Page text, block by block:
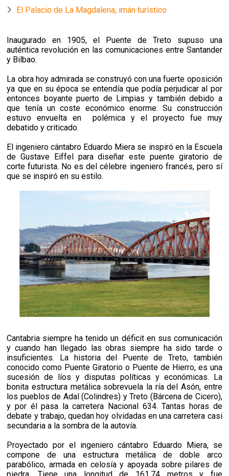
El Palacio de La Magdalena, imán turístico
Inaugurado en 1905, el Puente de Treto supuso una
auténtica revolución en las comunicaciones entre Santander
y Bilbao.
La obra hoy admirada se construyó con una fuerte oposición
ya que en su época se entendía que podía perjudicar al por
entonces boyante puerto de Limpias y también debido a
que tenía un coste económico enorme. Su construcción
estuvo envuelta en
polémica y el proyecto fue muy
debatido y criticado.
El ingeniero cántabro Eduardo Miera se inspiró en la Escuela
de Gustave Eiffel para diseñar este puente giratorio de
corte futurista. No es del célebre ingeniero francés, pero sí
que se inspiró en su estilo.
Cantabria siempre ha tenido un déficit en sus comunicación
y cuando han llegado las obras siempre ha sido tarde o
insuficientes. La historia del Puente de Treto, también
conocido como Puente Giratorio o Puente de Hierro, es una
sucesión de líos y disputas políticas y económicas. La
bonita estructura metálica sobrevuela la ría del Asón, entre
los pueblos de Adal (Colindres) y Treto (Bárcena de Cicero),
y por él pasa la carretera Nacional 634. Tantas horas de
debate y trabajo, quedan hoy olvidadas en una carretera casi
secundaria a la sombra de la autovía.
Proyectado por el ingeniero cántabro Eduardo Miera, se
compone de una estructura metálica de doble arco
parabólico, armada en celosía y apoyada sobre pilares de